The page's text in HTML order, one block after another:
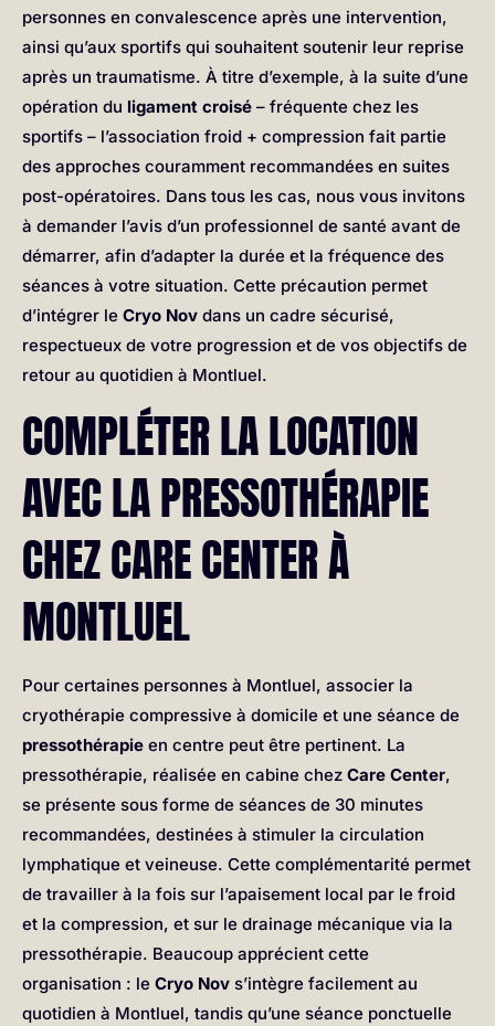
personnes en convalescence après une intervention,
ainsi qu’aux sportifs qui souhaitent soutenir leur reprise
après un traumatisme. À titre d’exemple, à la suite d’une
opération du ligament croisé – fréquente chez les
sportifs – l’association froid + compression fait partie
des approches couramment recommandées en suites
post-opératoires. Dans tous les cas, nous vous invitons
à demander l’avis d’un professionnel de santé avant de
démarrer, afin d’adapter la durée et la fréquence des
séances à votre situation. Cette précaution permet
d’intégrer le Cryo Nov dans un cadre sécurisé,
respectueux de votre progression et de vos objectifs de
retour au quotidien à Montluel.
COMPLÉTER LA LOCATION
AVEC LA PRESSOTHÉRAPIE
CHEZ CARE CENTER À
MONTLUEL
Pour certaines personnes à Montluel, associer la
cryothérapie compressive à domicile et une séance de
pressothérapie en centre peut être pertinent. La
pressothérapie, réalisée en cabine chez Care Center,
se présente sous forme de séances de 30 minutes
recommandées, destinées à stimuler la circulation
lymphatique et veineuse. Cette complémentarité permet
de travailler à la fois sur l’apaisement local par le froid
et la compression, et sur le drainage mécanique via la
pressothérapie. Beaucoup apprécient cette
organisation : le Cryo Nov s’intègre facilement au
quotidien à Montluel, tandis qu’une séance ponctuelle